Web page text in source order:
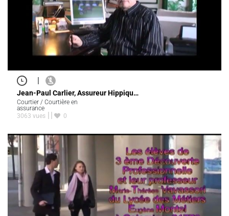
|
Jean-Paul Carlier, Assureur Hippiqu…
Courtier / Courtière en
assurance
3063 vues
0